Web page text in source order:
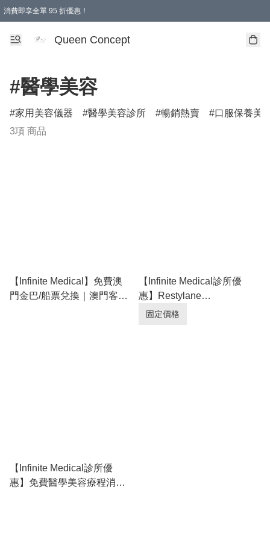
消費即享全單 95 折優惠！
Queen Concept
#醫學美容
家用美容儀器 醫學美容診所 暢銷熱賣
口服保養美
3項 商品
【Infinite Medical】免費澳
門金巴/船票兌換｜澳門客戶
【Infinite Medical診所優
惠】Restylane
SKINBOOSTERS Vital
固定價格
【Infinite Medical診所優
惠】免費醫學美容療程消費